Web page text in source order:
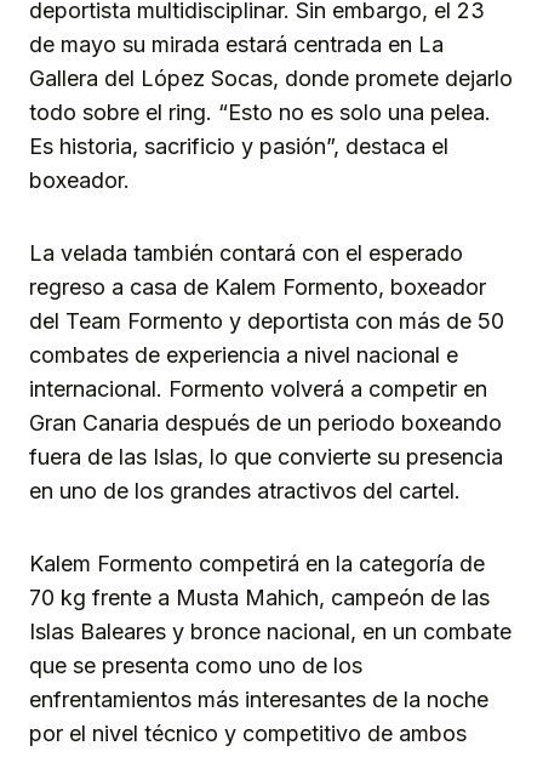
deportista multidisciplinar. Sin embargo, el 23
de mayo su mirada estará centrada en La
Gallera del López Socas, donde promete dejarlo
todo sobre el ring. “Esto no es solo una pelea.
Es historia, sacrificio y pasión”, destaca el
boxeador.
La velada también contará con el esperado
regreso a casa de Kalem Formento, boxeador
del Team Formento y deportista con más de 50
combates de experiencia a nivel nacional e
internacional. Formento volverá a competir en
Gran Canaria después de un periodo boxeando
fuera de las Islas, lo que convierte su presencia
en uno de los grandes atractivos del cartel.
Kalem Formento competirá en la categoría de
70 kg frente a Musta Mahich, campeón de las
Islas Baleares y bronce nacional, en un combate
que se presenta como uno de los
enfrentamientos más interesantes de la noche
por el nivel técnico y competitivo de ambos